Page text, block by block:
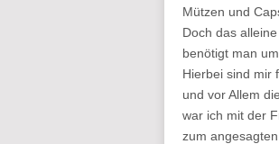
Mützen und
Doch das
benötigt man
Hierbei sind mir
und vor Allem
war ich mit der
zum